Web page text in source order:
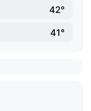
42°
41°